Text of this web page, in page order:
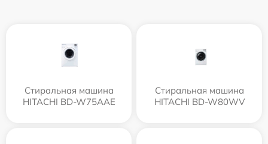
Стиральная машина
HITACHI BD-W75AAE
Стиральная машина
HITACHI BD-W80WV